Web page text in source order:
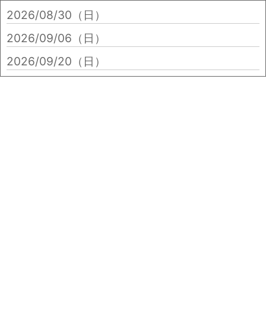
2026/08/30（日）
2026/09/06（日）
2026/09/20（日）